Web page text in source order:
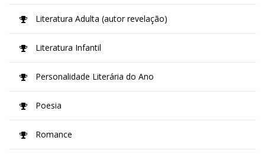
Literatura Adulta (autor revelação)
Literatura Infantil
Personalidade Literária do Ano
Poesia
Romance